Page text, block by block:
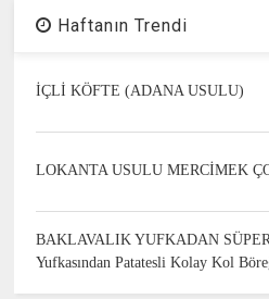
Haftanın Trendi
İÇLİ KÖFTE (ADANA USULU)
LOKANTA USULU MERCİMEK
BAKLAVALIK YUFKADAN
Yufkasından Patatesli Kolay Kol